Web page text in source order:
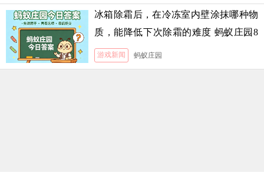
冰箱除霜后，在冷冻室内壁涂抹哪种物
质，能降低下次除霜的难度 蚂蚁庄园8
月5日答案
游戏新闻 蚂蚁庄园